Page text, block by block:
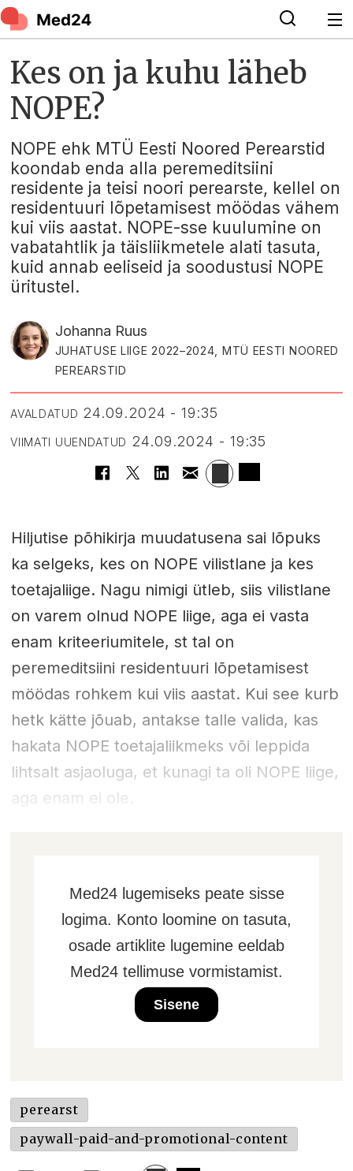
Kes on ja kuhu läheb
NOPE?
NOPE ehk MTÜ Eesti Noored Perearstid
koondab enda alla peremeditsiini
residente ja teisi noori perearste, kellel on
residentuuri lõpetamisest möödas vähem
kui viis aastat. NOPE-sse kuulumine on
vabatahtlik ja täisliikmetele alati tasuta,
kuid annab eeliseid ja soodustusi NOPE
üritustel.
Johanna Ruus
JUHATUSE LIIGE 2022–2024, MTÜ EESTI NOORED
PEREARSTID
AVALDATUD 24.09.2024 - 19:35
VIIMATI UUENDATUD 24.09.2024 - 19:35
Hiljutise põhikirja muudatusena sai lõpuks
ka selgeks, kes on NOPE vilistlane ja kes
toetajaliige. Nagu nimigi ütleb, siis vilistlane
on varem olnud NOPE liige, aga ei vasta
enam kriteeriumitele, st tal on
peremeditsiini residentuuri lõpetamisest
möödas rohkem kui viis aastat. Kui see kurb
hetk kätte jõuab, antakse talle valida, kas
hakata NOPE toetajaliikmeks või leppida
lihtsalt asjaoluga, et kunagi ta oli NOPE liige,
aga enam ei ole.
Med24 lugemiseks peate sisse
logima. Konto loomine on tasuta,
osade artiklite lugemine eeldab
Med24 tellimuse vormistamist.
Sisene
perearst
paywall-paid-and-promotional-content